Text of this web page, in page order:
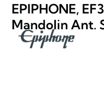
EPIPHONE,
Mandolin Ant.